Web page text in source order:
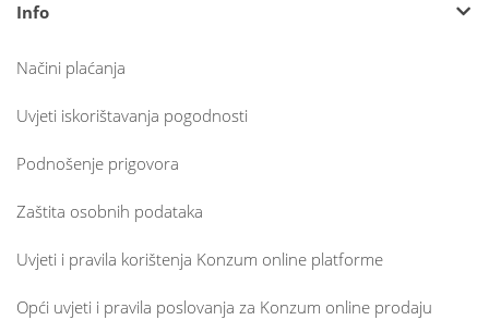
Info
Načini plaćanja
Uvjeti iskorištavanja pogodnosti
Podnošenje prigovora
Zaštita osobnih podataka
Uvjeti i pravila korištenja Konzum online platforme
Opći uvjeti i pravila poslovanja za Konzum online prodaju